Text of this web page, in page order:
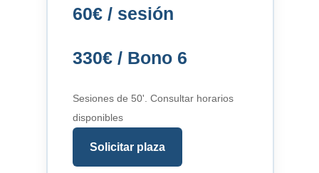
60€ / sesión
330€ / Bono 6
Sesiones de 50'. Consultar horarios
disponibles
Solicitar plaza